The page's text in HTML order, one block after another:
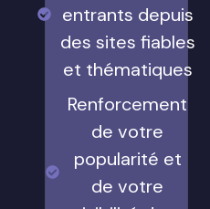
entrants depuis
des sites fiables
et thématiques
Renforcement
de votre
popularité et
de votre